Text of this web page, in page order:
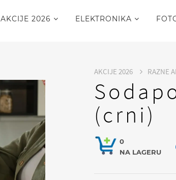
AKCIJE 2026 ELEKTRONIKA
AKCIJE 2026 RAZNE
(crni)
0
NA LAGERU